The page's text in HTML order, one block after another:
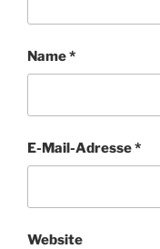
Name*
E-Mail-Adresse*
Website